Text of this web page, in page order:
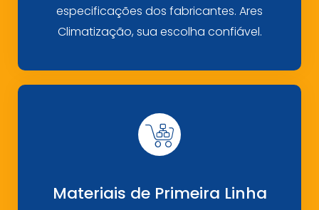
especificações dos fabricantes. Ares
Climatização, sua escolha confiável.
Materiais de Primeira Linha